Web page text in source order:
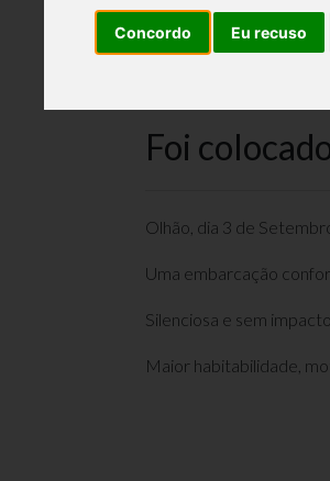
Concordo Eu recuso
Foi
Olhão, dia 3 de
Uma embarcação
Silenciosa e sem
Maior habitabilidade,